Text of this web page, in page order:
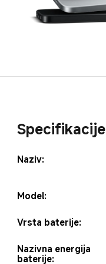
Specifikacije
Naziv:
Model:
Vrsta baterije:
Nazivna energija
baterije: